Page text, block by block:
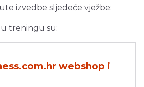
izvedbe sljedeće vježbe:
treningu su:
webshop i